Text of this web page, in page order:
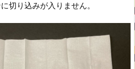
切り込みが入りません。